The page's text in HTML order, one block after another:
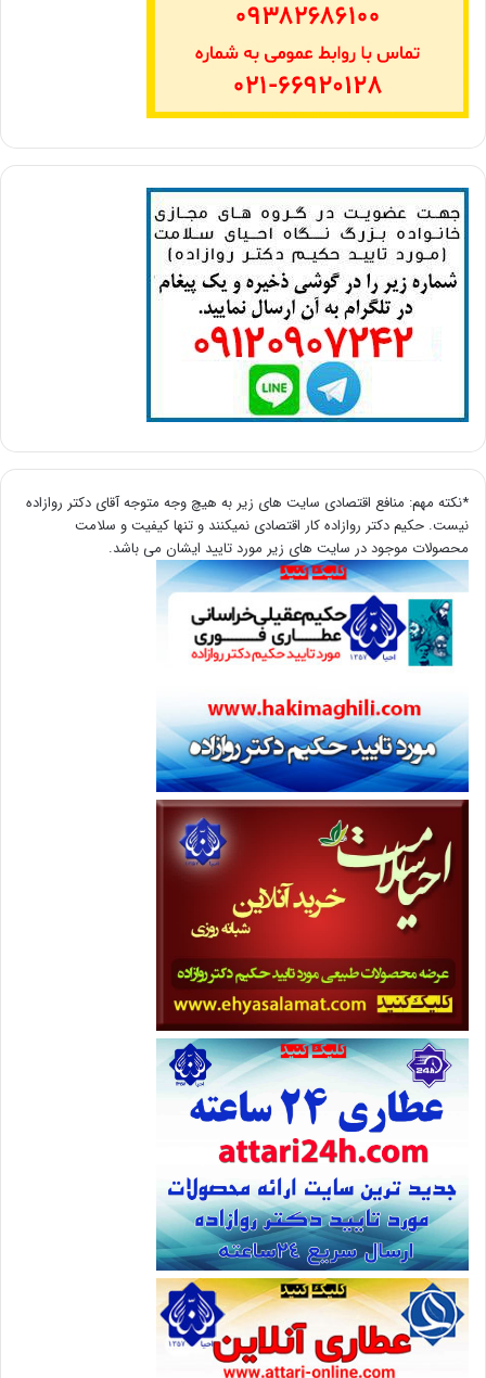
*نکته مهم: منافع اقتصادی سایت های زیر به هیچ وجه متوجه آقای دکتر روازاده
نیست. حکیم دکتر روازاده کار اقتصادی نمیکنند و تنها کیفیت و سلامت
محصولات موجود در سایت های زیر مورد تایید ایشان می باشد.